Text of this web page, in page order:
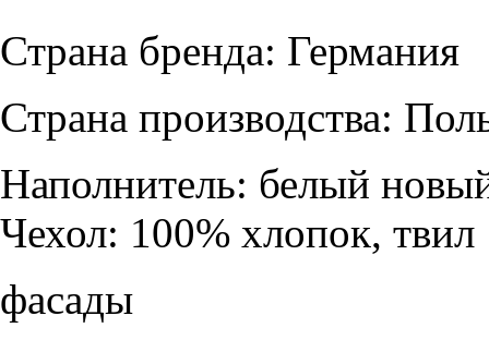
Страна бренда: Германия
Страна производства:
Наполнитель: белый
Чехол: 100% хлопок, твил
фасады